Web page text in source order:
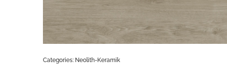
Categories: Neolith-Keramik